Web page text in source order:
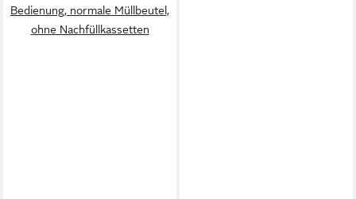
Bedienung, normale Müllbeutel,
ohne Nachfüllkassetten